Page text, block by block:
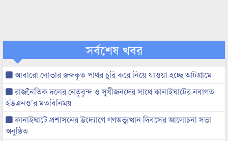
সর্বশেষ খবর
আবারো লোভার জব্দকৃত পাথর চুরি করে নিয়ে যাওয়া হচ্ছে আটগ্রামে
রাজনৈতিক দলের নেতৃবৃন্দ ও সুধীজনদের সাথে কানাইঘাটের নবাগত
ইউএনও’র মতবিনিময়
কানাইঘাটে প্রশাসনের উদ্যোগে গণঅভ্যুত্থান দিবসের আলোচনা সভা
অনুষ্ঠিত